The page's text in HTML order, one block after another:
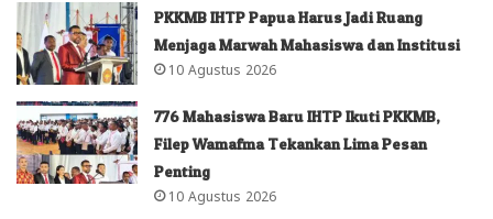
PKKMB IHTP Papua Harus Jadi Ruang
Menjaga Marwah Mahasiswa dan Institusi
10 Agustus 2026
776 Mahasiswa Baru IHTP Ikuti PKKMB,
Filep Wamafma Tekankan Lima Pesan
Penting
10 Agustus 2026